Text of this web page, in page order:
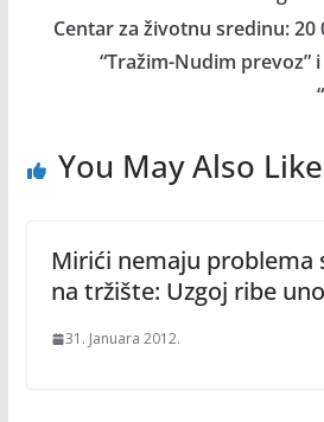
Centar za životnu sredinu: 20
“Tražim-Nudim prevoz”
You May Also Like
Mirići nemaju problema
na tržište: Uzgoj ribe
31. Januara 2012.